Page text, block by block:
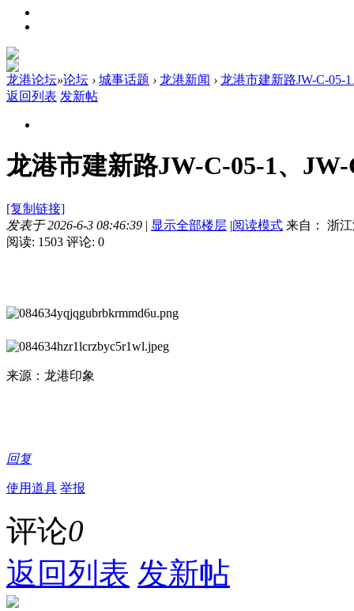
龙港论坛»论坛 › 城事话题 › 龙港新闻 › 龙港市建新路JW-C-05-
返回列表 发新帖
龙港市建新路JW-C-05-1、
[复制链接]
发表于 2026-6-3 08:46:39 | 显示全部楼层 |阅读模式 来自： 浙
阅读: 1503 评论: 0
来源：龙港印象
回复
使用道具 举报
评论0
返回列表 发新帖